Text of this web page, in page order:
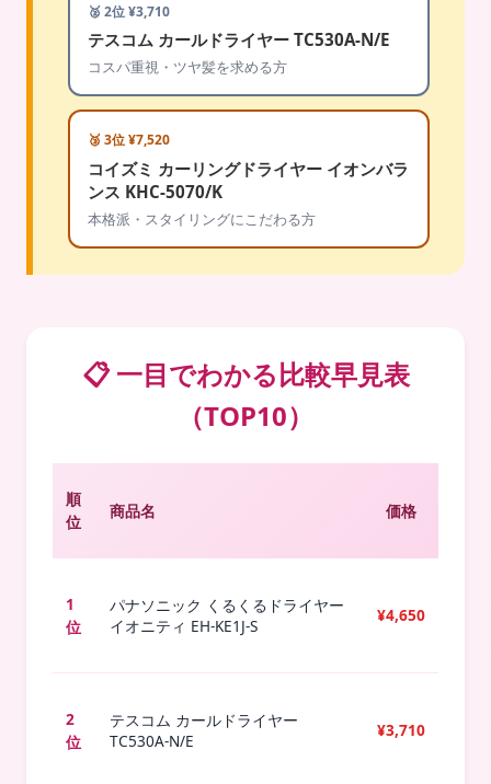
🥈 2位 ¥3,710
テスコム カールドライヤー TC530A-N/E
コスパ重視・ツヤ髪を求める方
🥉 3位 ¥7,520
コイズミ カーリングドライヤー イオンバラ
ンス KHC-5070/K
本格派・スタイリングにこだわる方
📋 一目でわかる比較早見表
（TOP10）
順
位
商品名 価格
1
位
パナソニック くるくるドライヤー
イオニティ EH-KE1J-S
¥4,650
2
位
テスコム カールドライヤー
TC530A-N/E
¥3,710